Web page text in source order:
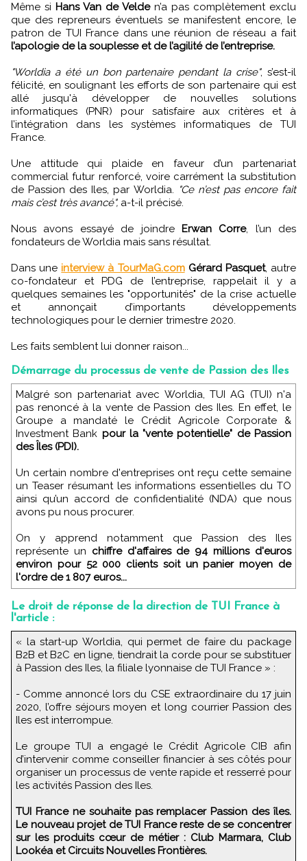
Même si Hans Van de Velden’a pas complètement exclu
que des repreneurs éventuels se manifestent encore, le
patron de TUI France dans une réunion de réseau a fait
l’apologie de la souplesse et de l’agilité de l’entreprise.
"Worldia a été un bon partenaire pendant la crise", s’est-il
félicité, en soulignant les efforts de son partenaire qui est
allé jusqu'à développer de nouvelles solutions
informatiques (PNR) pour satisfaire aux critères et à
l’intégration dans les systèmes informatiques de TUI
France.
Une attitude qui plaide en faveur d’un partenariat
commercial futur renforcé, voire carrément la substitution
de Passion des Iles, par Worldia. "Ce n’est pas encore fait
mais c’est très avancé", a-t-il précisé.
Nous avons essayé de joindre Erwan Corre, l’un des
fondateurs de Worldia mais sans résultat.
Dans uneinterview à TourMaG.com Gérard Pasquet, autre
co-fondateur et PDG de l’entreprise, rappelait il y a
quelques semaines les "opportunités" de la crise actuelle
et annonçait d’importants développements
technologiques pour le dernier trimestre 2020.
Les faits semblent lui donner raison...
Démarrage du processus de vente de Passion des Iles
Malgré son partenariat avec Worldia, TUI AG (TUI) n'a
pas renoncé à la vente de Passion des Iles. En effet, le
Groupe a mandaté le Crédit Agricole Corporate &
Investment Bank pour la "vente potentielle" de Passion
des Îles (PDI).
Un certain nombre d'entreprises ont reçu cette semaine
un Teaser résumant les informations essentielles du TO
ainsi qu’un accord de confidentialité (NDA) que nous
avons pu nous procurer.
On y apprend notamment que Passion des Iles
représente un chiffre d'affaires de 94 millions d'euros
environ pour 52 000 clients soit un panier moyen de
l'ordre de 1 807 euros...
Le droit de réponse de la direction de TUI France à
l'article :
« la start-up Worldia, qui permet de faire du package
B2B et B2C en ligne, tiendrait la corde pour se substituer
à Passion des Iles, la filiale lyonnaise de TUI France » :
- Comme annoncé lors du CSE extraordinaire du 17 juin
2020, l’offre séjours moyen et long courrier Passion des
Iles est interrompue.
Le groupe TUI a engagé le Crédit Agricole CIB afin
d’intervenir comme conseiller financier à ses côtés pour
organiser un processus de vente rapide et resserré pour
les activités Passion des Iles.
TUI France ne souhaite pas remplacer Passion des îles.
Le nouveau projet de TUI France reste de se concentrer
sur les produits cœur de métier : Club Marmara, Club
Lookéa et Circuits Nouvelles Frontières.